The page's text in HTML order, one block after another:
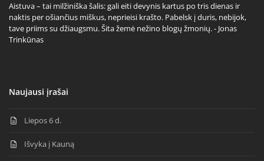
Aistuva – tai milžiniška šalis: gali eiti devynis kartus po tris dienas ir
naktis per ošiančius miškus, neprieisi krašto. Pabelsk į duris, nebijok,
tave priims su džiaugsmu. Šita žemė nežino blogų žmonių. - Jonas
Trinkūnas
Naujausi įrašai
Liepos 6 d.
Išvyka į Kauną